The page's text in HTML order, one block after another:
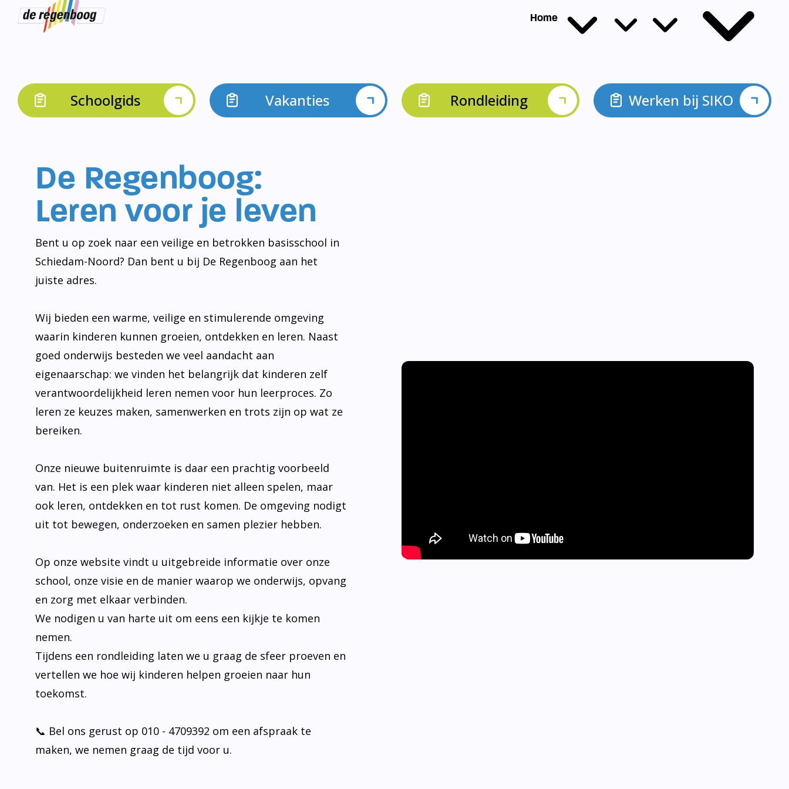
Schoolgids Vakanties Rondleiding Werken bij SIKO
De Regenboog:
Leren voor je leven
Bent u op zoek naar een veilige en betrokken basisschool in
Schiedam-Noord? Dan bent u bij De Regenboog aan het
juiste adres.
Wij bieden een warme, veilige en stimulerende omgeving
waarin kinderen kunnen groeien, ontdekken en leren. Naast
goed onderwijs besteden we veel aandacht aan
eigenaarschap: we vinden het belangrijk dat kinderen zelf
verantwoordelijkheid leren nemen voor hun leerproces. Zo
leren ze keuzes maken, samenwerken en trots zijn op wat ze
bereiken.
Onze nieuwe buitenruimte is daar een prachtig voorbeeld
van. Het is een plek waar kinderen niet alleen spelen, maar
ook leren, ontdekken en tot rust komen. De omgeving nodigt
uit tot bewegen, onderzoeken en samen plezier hebben.
Op onze website vindt u uitgebreide informatie over onze
school, onze visie en de manier waarop we onderwijs, opvang
en zorg met elkaar verbinden.
We nodigen u van harte uit om eens een kijkje te komen
nemen.
Tijdens een rondleiding laten we u graag de sfeer proeven en
vertellen we hoe wij kinderen helpen groeien naar hun
toekomst.
📞 Bel ons gerust op 010 - 4709392 om een afspraak te
maken, we nemen graag de tijd voor u.